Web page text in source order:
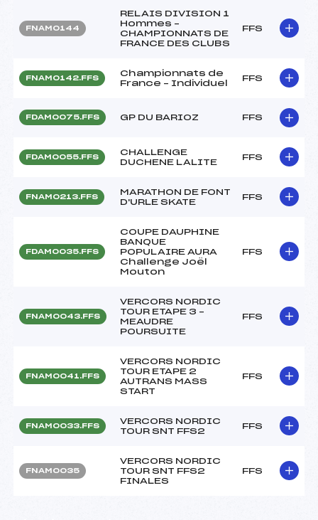
FNAM0144
RELAIS DIVISION 1
Hommes –
CHAMPIONNATS DE
FRANCE DES CLUBS
FFS
FNAM0142.FFS
Championnats de
France – Individuel
FFS
FDAM0075.FFS GP DU BARIOZ FFS
FDAM0055.FFS
CHALLENGE
DUCHENE LALITE
FFS
FNAM0213.FFS
MARATHON DE FONT
D'URLE SKATE
FFS
FDAM0035.FFS
COUPE DAUPHINE
BANQUE
POPULAIRE AURA
Challenge Joël
Mouton
FFS
FNAM0043.FFS
VERCORS NORDIC
TOUR ETAPE 3 –
MEAUDRE
POURSUITE
FFS
FNAM0041.FFS
VERCORS NORDIC
TOUR ETAPE 2
AUTRANS MASS
START
FFS
FNAM0033.FFS
VERCORS NORDIC
TOUR SNT FFS2
FFS
FNAM0035
VERCORS NORDIC
TOUR SNT FFS2
FINALES
FFS